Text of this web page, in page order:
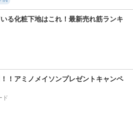
る化粧下地はこれ！最新売れ筋ランキ
！アミノメイソンプレゼントキャンペ
ド